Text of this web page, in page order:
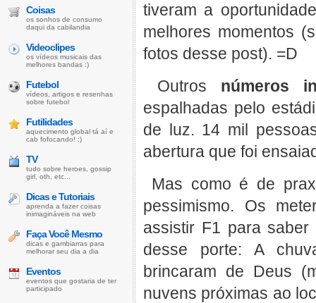
tiveram a
melhores momentos
fotos desse post). =D
Outros números
espalhadas pelo
de luz. 14 mil
abertura que foi
Mas como é de
pessimismo. Os
assistir F1 para
desse porte: A
brincaram de Deus
nuvens próximas ao
Coisas
os sonhos de consumo
daqui da cabilandia
Videoclipes
os vídeos musicais das
melhores bandas :)
Futebol
vídeos, artigos e resenhas
sobre futebol
Futilidades
aquecimento global tá aí e
cab fofocando! :)
TV
tudo sobre heroes, gossip
girl, oth, etc...
Dicas e Tutoriais
aprenda a fazer coisas
inimagináveis na web
Faça Você Mesmo
dicas e gambiarras para
melhorar seu dia a dia
Eventos
eventos que gostaria de ter
participado